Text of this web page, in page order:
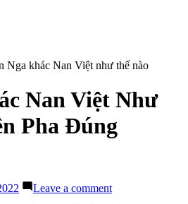
Nan Việt Như
Pha Đúng
Leave a commenton